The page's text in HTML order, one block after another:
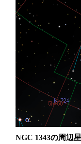
NGC 1343の周辺